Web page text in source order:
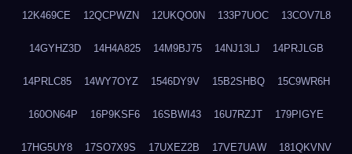
12K469CE 12QCPWZN 12UKQO0N 133P7UOC 13COV7L8
14GYHZ3D 14H4A825 14M9BJ75 14NJ13LJ 14PRJLGB
14PRLC85 14WY7OYZ 1546DY9V 15B2SHBQ 15C9WR6H
160ON64P 16P9KSF6 16SBWI43 16U7RZJT 179PIGYE
17HG5UY8 17SO7X9S 17UXEZ2B 17VE7UAW 181QKVNV